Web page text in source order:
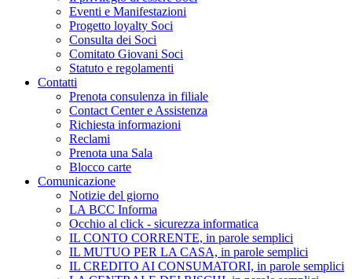
Eventi e Manifestazioni
Progetto loyalty Soci
Consulta dei Soci
Comitato Giovani Soci
Statuto e regolamenti
Contatti
Prenota consulenza in filiale
Contact Center e Assistenza
Richiesta informazioni
Reclami
Prenota una Sala
Blocco carte
Comunicazione
Notizie del giorno
LA BCC Informa
Occhio al click - sicurezza informatica
IL CONTO CORRENTE, in parole semplici
IL MUTUO PER LA CASA, in parole semplici
IL CREDITO AI CONSUMATORI, in parole semplici